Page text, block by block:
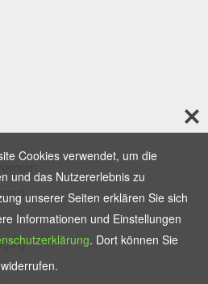
Cookies verwendet, um die
und das Nutzererlebnis zu
unserer Seiten erklären Sie sich
Informationen und Einstellungen
. Dort können Sie